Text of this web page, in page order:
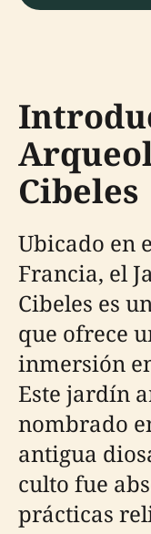
Cibeles
Ubicado en
Francia, el
Cibeles es
que ofrece
inmersión
Este jardín
nombrado
antigua
culto fue
prácticas